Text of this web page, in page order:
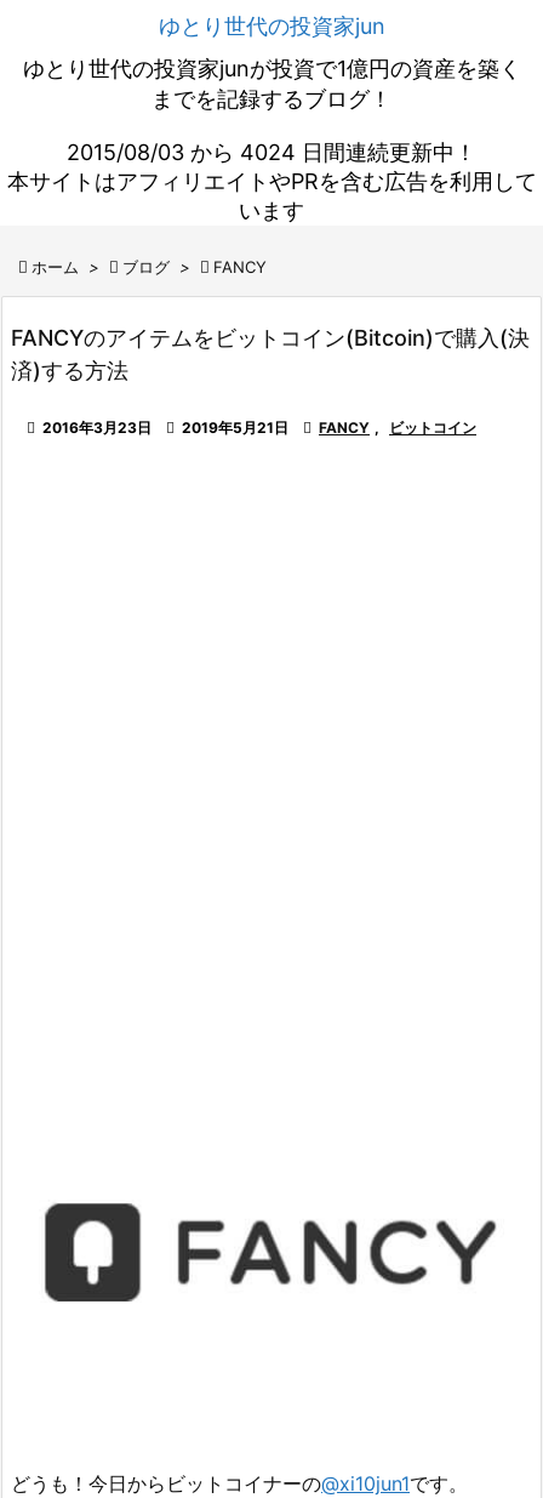
ゆとり世代の投資家jun
ゆとり世代の投資家junが投資で1億円の資産を築く
までを記録するブログ！
2015/08/03 から 4024 日間連続更新中！
本サイトはアフィリエイトやPRを含む広告を利用して
います
 ホーム >  ブログ >  FANCY
FANCYのアイテムをビットコイン(Bitcoin)で購入(決
済)する方法
 2016年3月23日  2019年5月21日  FANCY , ビットコイン
どうも！今日からビットコイナーの@xi10jun1です。